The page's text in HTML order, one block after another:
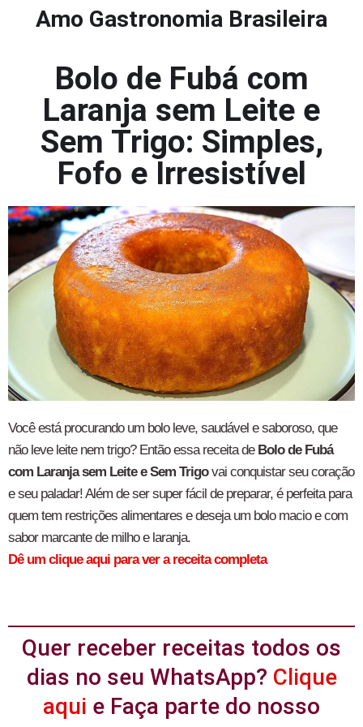
Amo Gastronomia Brasileira
Bolo de Fubá com
Laranja sem Leite e
Sem Trigo: Simples,
Fofo e Irresistível
Você está procurando um bolo leve, saudável e saboroso, que
não leve leite nem trigo? Então essa receita de Bolo de Fubá
com Laranja sem Leite e Sem Trigovai conquistar seu coração
e seu paladar! Além de ser super fácil de preparar, é perfeita para
quem tem restrições alimentares e deseja um bolo macio e com
sabor marcante de milho e laranja.
Dê um clique aqui para ver a receita completa
Quer receber receitas todos os
dias no seu WhatsApp? Clique
aqui e Faça parte do nosso